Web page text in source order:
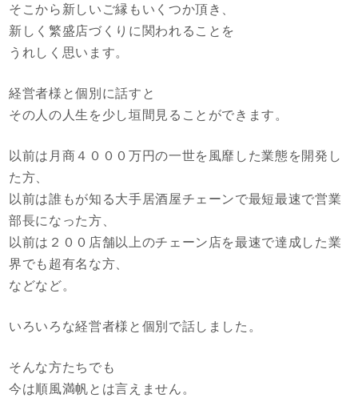
そこから新しいご縁もいくつか頂き、
新しく繁盛店づくりに関われることを
うれしく思います。
経営者様と個別に話すと
その人の人生を少し垣間見ることができます。
以前は月商４０００万円の一世を風靡した業態を開発し
た方、
以前は誰もが知る大手居酒屋チェーンで最短最速で営業
部長になった方、
以前は２００店舗以上のチェーン店を最速で達成した業
界でも超有名な方、
などなど。
いろいろな経営者様と個別で話しました。
そんな方たちでも
今は順風満帆とは言えません。